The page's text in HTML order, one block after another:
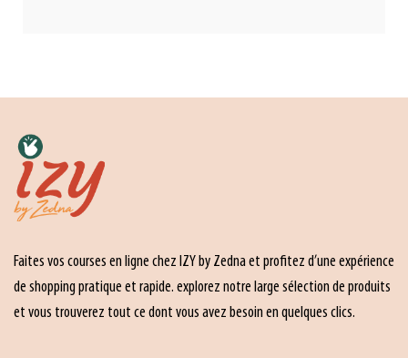
Faites vos courses en ligne chez IZY by Zedna et profitez d’une expérience
de shopping pratique et rapide. explorez notre large sélection de produits
et vous trouverez tout ce dont vous avez besoin en quelques clics.